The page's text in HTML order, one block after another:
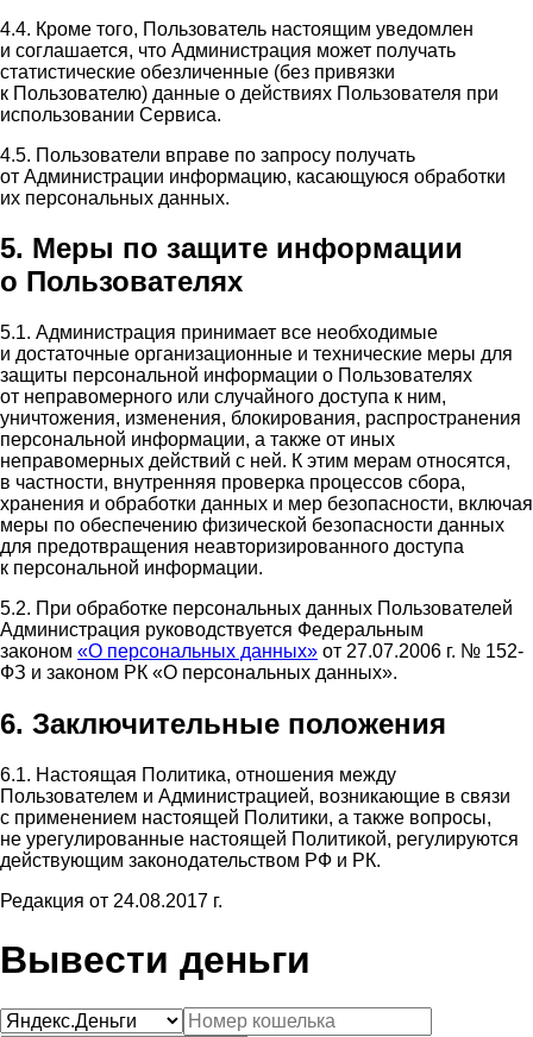
4.4. Кроме того, Пользователь настоящим уведомлен
и соглашается, что Администрация может получать
статистические обезличенные (без привязки
к Пользователю) данные о действиях Пользователя при
использовании Сервиса.
4.5. Пользователи вправе по запросу получать
от Администрации информацию, касающуюся обработки
их персональных данных.
5. Меры по защите информации
о Пользователях
5.1. Администрация принимает все необходимые
и достаточные организационные и технические меры для
защиты персональной информации о Пользователях
от неправомерного или случайного доступа к ним,
уничтожения, изменения, блокирования, распространения
персональной информации, а также от иных
неправомерных действий с ней. К этим мерам относятся,
в частности, внутренняя проверка процессов сбора,
хранения и обработки данных и мер безопасности, включая
меры по обеспечению физической безопасности данных
для предотвращения неавторизированного доступа
к персональной информации.
5.2. При обработке персональных данных Пользователей
Администрация руководствуется Федеральным
законом «О персональных данных» от 27.07.2006 г. № 152-
ФЗ и законом РК «О персональных данных».
6. Заключительные положения
6.1. Настоящая Политика, отношения между
Пользователем и Администрацией, возникающие в связи
с применением настоящей Политики, а также вопросы,
не урегулированные настоящей Политикой, регулируются
действующим законодательством РФ и РК.
Редакция от 24.08.2017 г.
Вывести деньги